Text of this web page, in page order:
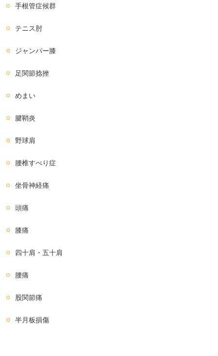
手根管症候群
テニス肘
ジャンパー膝
足関節捻挫
めまい
腱鞘炎
野球肩
腰椎すべり症
坐骨神経痛
頭痛
膝痛
四十肩・五十肩
腰痛
股関節痛
半月板損傷